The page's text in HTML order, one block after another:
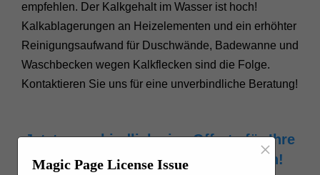
empfehlen. Der Kalkgehalt im Wasser ist hoch!
Kalkablagerungen an Heizelementen und ein erhöhter
Reinigungsaufwand für Duschwände, Badewanne und
Waschbecken wegen Kalkflecken sind die Folge.
Kontaktieren Sie uns für eine unverbindliche Beratung!
Jetzt unverbindlich eine Offerte für Ihre
Wasserenthärtungsanlage anfragen!
Magic Page License Issue
×